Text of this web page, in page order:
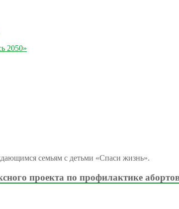
2050»
семьям с детьми «Спаси жизнь».
проекта по профилактике